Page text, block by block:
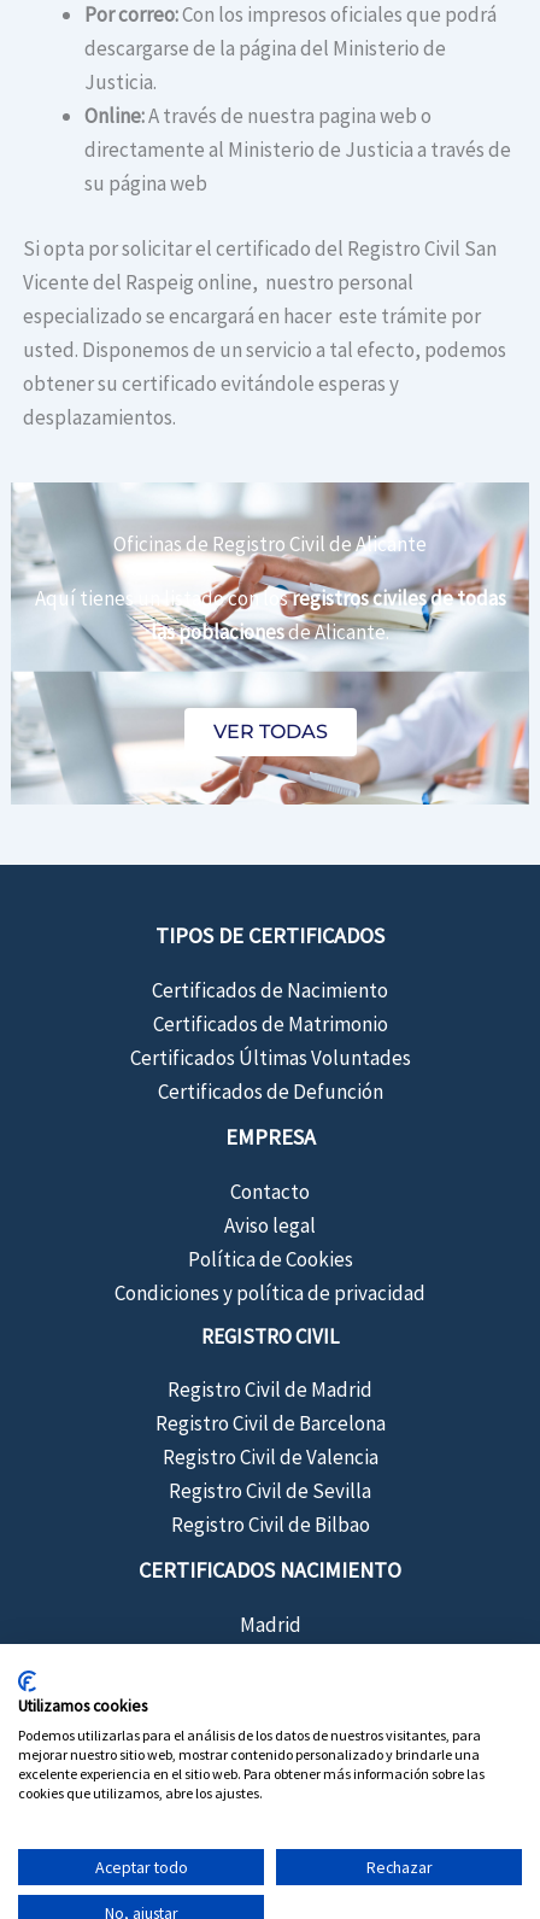
Por correo:Con los impresos oficiales que podrá
descargarse de la página del Ministerio de
Justicia.
Online:A través de nuestra pagina web o
directamente al Ministerio de Justicia a través de
su página web
Si opta por solicitar el certificado del Registro Civil San
Vicente del Raspeig online, nuestro personal
especializado se encargará en hacer este trámite por
usted. Disponemos de un servicio a tal efecto, podemos
obtener su certificado evitándole esperas y
desplazamientos.
Oficinas de Registro Civil de Alicante
Aquí tienes un listado con losregistros civiles de todas
las poblacionesde Alicante.
VER TODAS
TIPOS DE CERTIFICADOS
Certificados de Nacimiento
Certificados de Matrimonio
Certificados Últimas Voluntades
Certificados de Defunción
EMPRESA
Contacto
Aviso legal
Política de Cookies
Condiciones y política de privacidad
REGISTRO CIVIL
Registro Civil de Madrid
Registro Civil de Barcelona
Registro Civil de Valencia
Registro Civil de Sevilla
Registro Civil de Bilbao
CERTIFICADOS NACIMIENTO
Madrid
Valencia
Bilbao
Copyright © 2026 Certificados de Registro Civil
Utilizamos cookies
Podemos utilizarlas para el análisis de los datos de nuestros visitantes, para
mejorar nuestro sitio web, mostrar contenido personalizado y brindarle una
excelente experiencia en el sitio web. Para obtener más información sobre las
cookies que utilizamos, abre los ajustes.
Aceptar todo Rechazar
No, ajustar